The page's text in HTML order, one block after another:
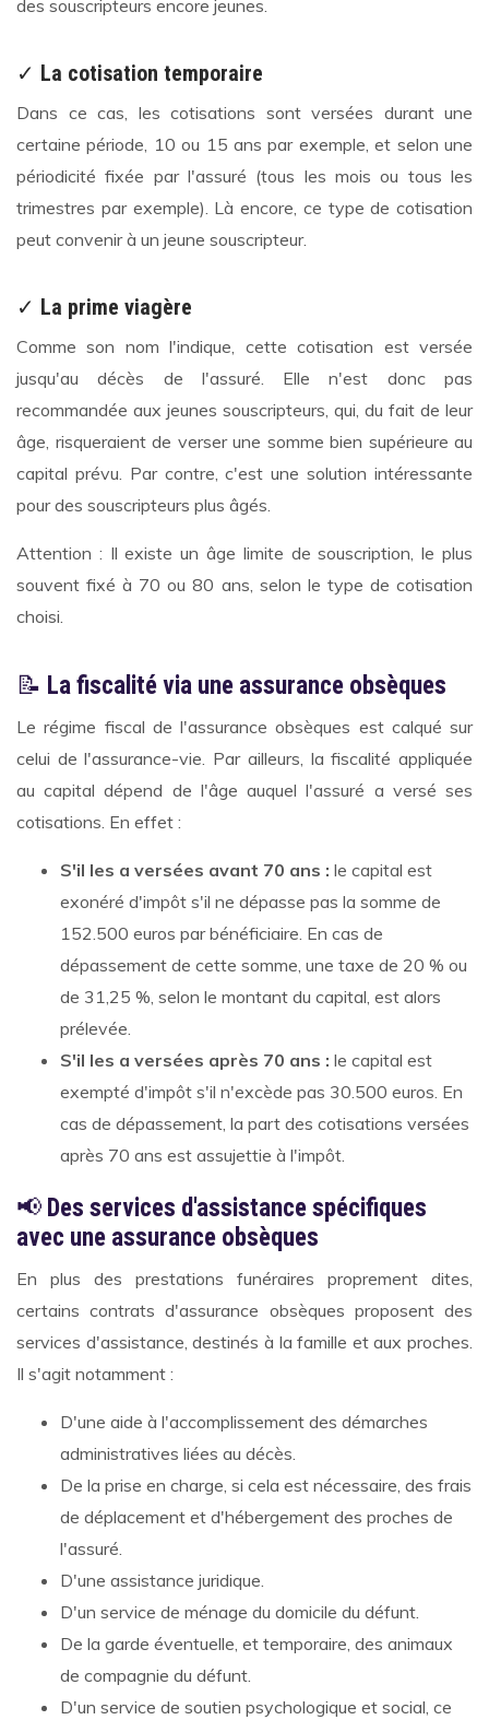
des souscripteurs encore jeunes.
✓ La cotisation temporaire
Dans ce cas, les cotisations sont versées durant une
certaine période, 10 ou 15 ans par exemple, et selon une
périodicité fixée par l'assuré (tous les mois ou tous les
trimestres par exemple). Là encore, ce type de cotisation
peut convenir à un jeune souscripteur.
✓ La prime viagère
Comme son nom l'indique, cette cotisation est versée
jusqu'au décès de l'assuré. Elle n'est donc pas
recommandée aux jeunes souscripteurs, qui, du fait de leur
âge, risqueraient de verser une somme bien supérieure au
capital prévu. Par contre, c'est une solution intéressante
pour des souscripteurs plus âgés.
Attention : Il existe un âge limite de souscription, le plus
souvent fixé à 70 ou 80 ans, selon le type de cotisation
choisi.
📝 La fiscalité via une assurance obsèques
Le régime fiscal de l'assurance obsèques est calqué sur
celui de l'assurance-vie. Par ailleurs, la fiscalité appliquée
au capital dépend de l'âge auquel l'assuré a versé ses
cotisations. En effet :
S'il les a versées avant 70 ans : le capital est
exonéré d'impôt s'il ne dépasse pas la somme de
152.500 euros par bénéficiaire. En cas de
dépassement de cette somme, une taxe de 20 % ou
de 31,25 %, selon le montant du capital, est alors
prélevée.
S'il les a versées après 70 ans : le capital est
exempté d'impôt s'il n'excède pas 30.500 euros. En
cas de dépassement, la part des cotisations versées
après 70 ans est assujettie à l'impôt.
📢 Des services d'assistance spécifiques
avec une assurance obsèques
En plus des prestations funéraires proprement dites,
certains contrats d'assurance obsèques proposent des
services d'assistance, destinés à la famille et aux proches.
Il s'agit notamment :
D'une aide à l'accomplissement des démarches
administratives liées au décès.
De la prise en charge, si cela est nécessaire, des frais
de déplacement et d'hébergement des proches de
l'assuré.
D'une assistance juridique.
D'un service de ménage du domicile du défunt.
De la garde éventuelle, et temporaire, des animaux
de compagnie du défunt.
D'un service de soutien psychologique et social, ce